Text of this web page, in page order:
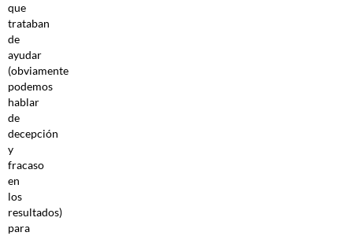
que
trataban
de
ayudar
(obviamente
podemos
hablar
de
decepción
y
fracaso
en
los
resultados)
para